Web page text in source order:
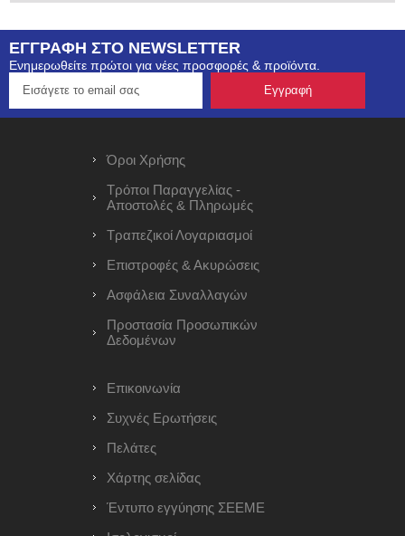
ΕΓΓΡΑΦΗ ΣΤΟ NEWSLETTER
Ενημερωθείτε πρώτοι για νέες προσφορές & προϊόντα.
Όροι Χρήσης
Τρόποι Παραγγελίας -
Αποστολές & Πληρωμές
Τραπεζικοί Λογαριασμοί
Επιστροφές & Ακυρώσεις
Ασφάλεια Συναλλαγών
Προστασία Προσωπικών
Δεδομένων
Επικοινωνία
Συχνές Ερωτήσεις
Πελάτες
Χάρτης σελίδας
Έντυπο εγγύησης ΣΕΕΜΕ